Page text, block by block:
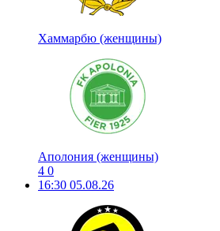
Хаммарбю (женщины)
Аполония (женщины)
4 0
16:30 05.08.26